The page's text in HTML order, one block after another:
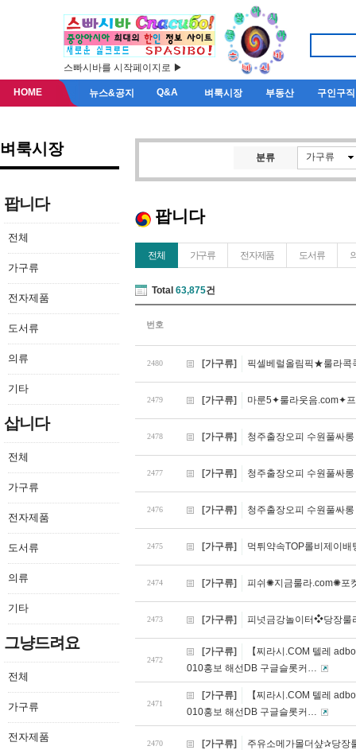
스빠시바를 시작페이지로 ▶
HOME 뉴스&공지 Q&A 벼룩시장 부동산 구인구직
벼룩시장
팝니다
전체
가구류
전자제품
도서류
의류
기타
삽니다
전체
가구류
전자제품
도서류
의류
기타
그냥드려요
전체
가구류
전자제품
분류 가구류
팝니다
전체 가구류 전자제품 도서류
Total 63,875건
번호
2480 [가구류] 픽셀베럴올림픽★룰라
2479 [가구류] 마룬5✦룰라웃음.com✦
2478 [가구류] 청주출장오피 수원풀싸롱
2477 [가구류] 청주출장오피 수원풀싸롱
2476 [가구류] 청주출장오피 수원풀싸롱
2475 [가구류] 먹튀약속TOP롤비제이
2474 [가구류] 피쉬✺지금룰라.com✺포
2473 [가구류] 피넛금강놀이터❖당장룰
2472
[가구류]
【찌라시.COM 텔레
010홍보 해선DB 구글슬롯커…
2471
[가구류]
【찌라시.COM 텔레
010홍보 해선DB 구글슬롯커…
2470 [가구류] 주유소메가몰더샾✰당장